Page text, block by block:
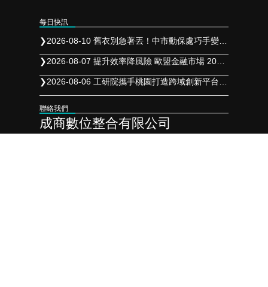
每日快訊
❯2026-08-10 舊衣別急著丟！中市動保處巧手變布偶 永續惜物也愛護動物
❯2026-08-07 提升效率降風險 歐盟金融市場 2027 年實施 T+1 結算
❯2026-08-06 工研院攜手桃園打造跨域創新平台 共拓全球商機
聯絡我們
成商數位整合有限公司